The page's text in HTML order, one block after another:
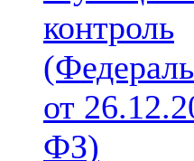
контроль
от
ФЗ)